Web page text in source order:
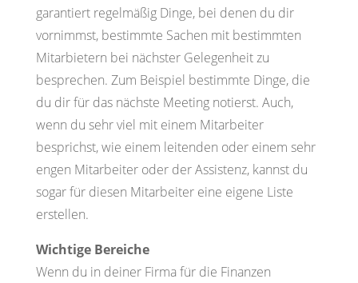
garantiert regelmäßig Dinge, bei denen du dir
vornimmst, bestimmte Sachen mit bestimmten
Mitarbietern bei nächster Gelegenheit zu
besprechen. Zum Beispiel bestimmte Dinge, die
du dir für das nächste Meeting notierst. Auch,
wenn du sehr viel mit einem Mitarbeiter
besprichst, wie einem leitenden oder einem sehr
engen Mitarbeiter oder der Assistenz, kannst du
sogar für diesen Mitarbeiter eine eigene Liste
erstellen.
Wichtige Bereiche
Wenn du in deiner Firma für die Finanzen